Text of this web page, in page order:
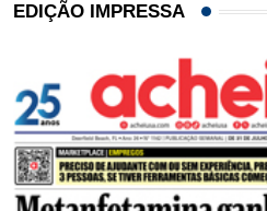
EDIÇÃO IMPRESSA